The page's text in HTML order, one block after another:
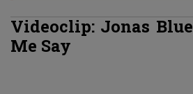
Videoclip: Jonas Blue
Me Say